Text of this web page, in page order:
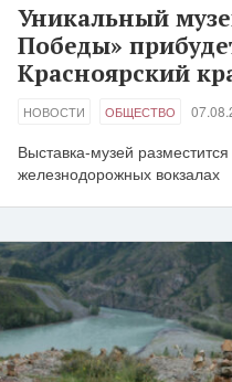
Уникальный
Победы»
Красноярский
НОВОСТИ ОБЩЕСТВО
Выставка-музей
железнодорожных вокзалах